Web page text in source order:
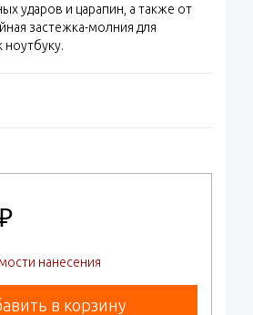
ударов и царапин, а также от
застежка-молния для
ноутбуку.
нанесения
в корзину